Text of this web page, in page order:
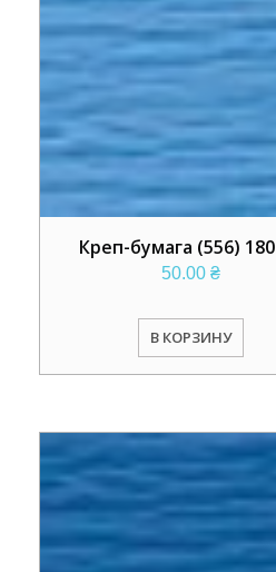
Креп-бумага (556) 180
50.00 ₴
В КОРЗИНУ